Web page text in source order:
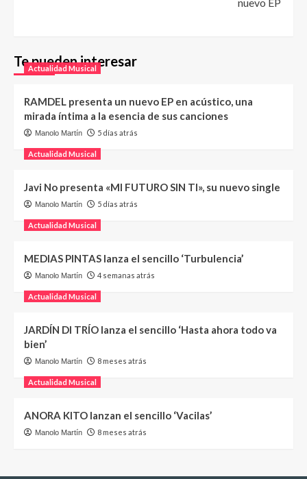
Te pueden interesar
Actualidad Musical
RAMDEL presenta un nuevo EP en acústico, una
mirada íntima a la esencia de sus canciones
Manolo Martín 5 días atrás
Actualidad Musical
Javi No presenta «MI FUTURO SIN TI», su nuevo single
Manolo Martín 5 días atrás
Actualidad Musical
MEDIAS PINTAS lanza el sencillo ‘Turbulencia’
Manolo Martín 4 semanas atrás
Actualidad Musical
JARDÍN DI TRÍO lanza el sencillo ‘Hasta ahora todo va
bien’
Manolo Martín 8 meses atrás
Actualidad Musical
ANORA KITO lanzan el sencillo ‘Vacilas’
Manolo Martín 8 meses atrás